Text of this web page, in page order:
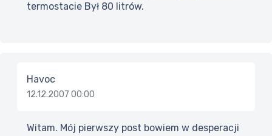
termostacie Był 80 litrów.
Havoc
12.12.2007 00:00
Witam. Mój pierwszy post bowiem w desperacji